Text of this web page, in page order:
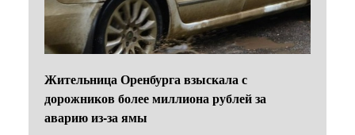
Жительница Оренбурга взыскала с
дорожников более миллиона рублей за
аварию из-за ямы